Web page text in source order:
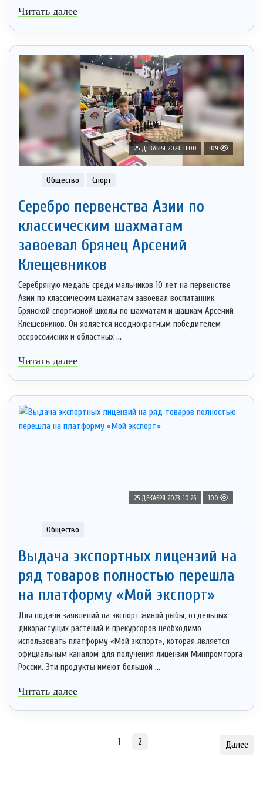
Читать далее
25 ДЕКАБРЯ 2023, 11:00 109
Общество Спорт
Серебро первенства Азии по
классическим шахматам
завоевал брянец Арсений
Клещевников
Серебряную медаль среди мальчиков 10 лет на первенстве
Азии по классическим шахматам завоевал воспитанник
Брянской спортивной школы по шахматам и шашкам Арсений
Клещевников. Он является неоднократным победителем
всероссийских и областных ...
Читать далее
25 ДЕКАБРЯ 2023, 10:26 100
Общество
Выдача экспортных лицензий на
ряд товаров полностью перешла
на платформу «Мой экспорт»
Для подачи заявлений на экспорт живой рыбы, отдельных
дикорастущих растений и прекурсоров необходимо
использовать платформу «Мой экспорт», которая является
официальным каналом для получения лицензии Минпромторга
России. Эти продукты имеют большой ...
Читать далее
1 2 Далее